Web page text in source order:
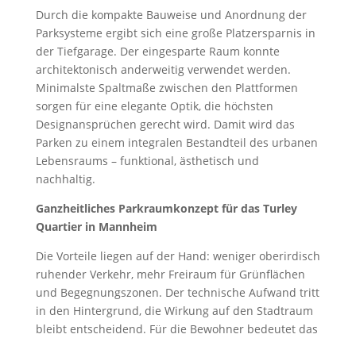
Durch die kompakte Bauweise und Anordnung der
Parksysteme ergibt sich eine große Platzersparnis in
der Tiefgarage. Der eingesparte Raum konnte
architektonisch anderweitig verwendet werden.
Minimalste Spaltmaße zwischen den Plattformen
sorgen für eine elegante Optik, die höchsten
Designansprüchen gerecht wird. Damit wird das
Parken zu einem integralen Bestandteil des urbanen
Lebensraums – funktional, ästhetisch und
nachhaltig.
Ganzheitliches Parkraumkonzept für das Turley
Quartier in Mannheim
Die Vorteile liegen auf der Hand: weniger oberirdisch
ruhender Verkehr, mehr Freiraum für Grünflächen
und Begegnungszonen. Der technische Aufwand tritt
in den Hintergrund, die Wirkung auf den Stadtraum
bleibt entscheidend. Für die Bewohner bedeutet das